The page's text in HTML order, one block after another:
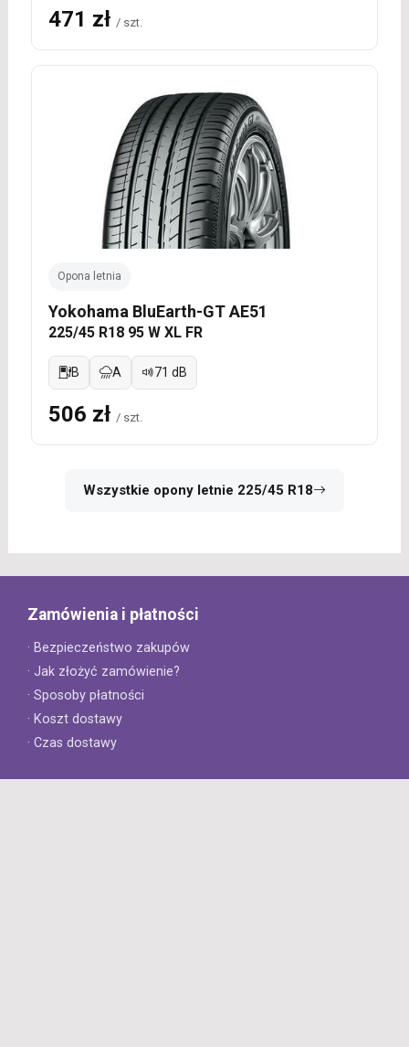
471 zł / szt.
Opona letnia
Yokohama BluEarth-GT AE51
225/45 R18 95 W XL FR
B A 71 dB
506 zł / szt.
Wszystkie opony letnie 225/45 R18
Zamówienia i płatności
· Bezpieczeństwo zakupów
· Jak złożyć zamówienie?
· Sposoby płatności
· Koszt dostawy
· Czas dostawy